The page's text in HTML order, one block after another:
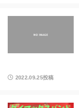
2022.09.25投稿